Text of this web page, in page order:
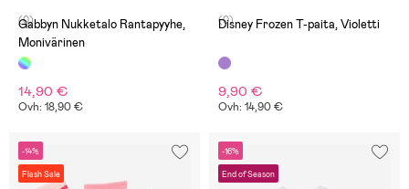
(0)
Gabbyn Nukketalo Rantapyyhe,
Monivärinen
14,90 €
Ovh: 18,90 €
(0)
Disney Frozen T-paita, Violetti
9,90 €
Ovh: 14,90 €
-14%
Flash Sale
-16%
End of Season